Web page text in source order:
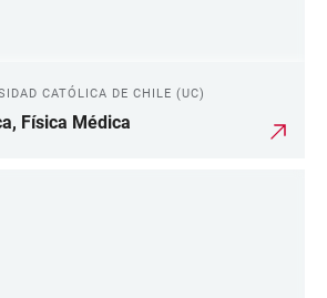
CATÓLICA DE CHILE (UC)
Física Médica